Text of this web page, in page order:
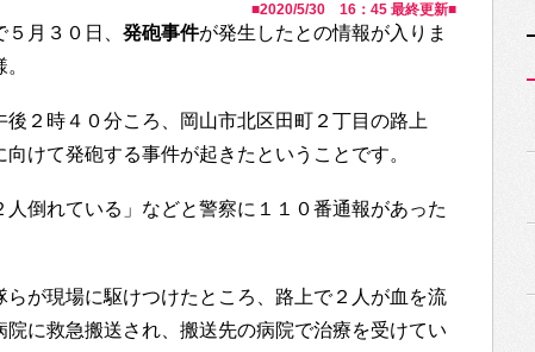
■2020/5/30 16：45 最終更新■
月３０日、 発砲事件が発生したとの情報が入りま
２時４０分ころ、岡山市北区田町２丁目の路上
けて発砲する事件が起きたということです。
倒れている」などと警察に１１０番通報があった
らが現場に駆けつけたところ、路上で２人が血を流
院に救急搬送され、搬送先の病院で治療を受けてい